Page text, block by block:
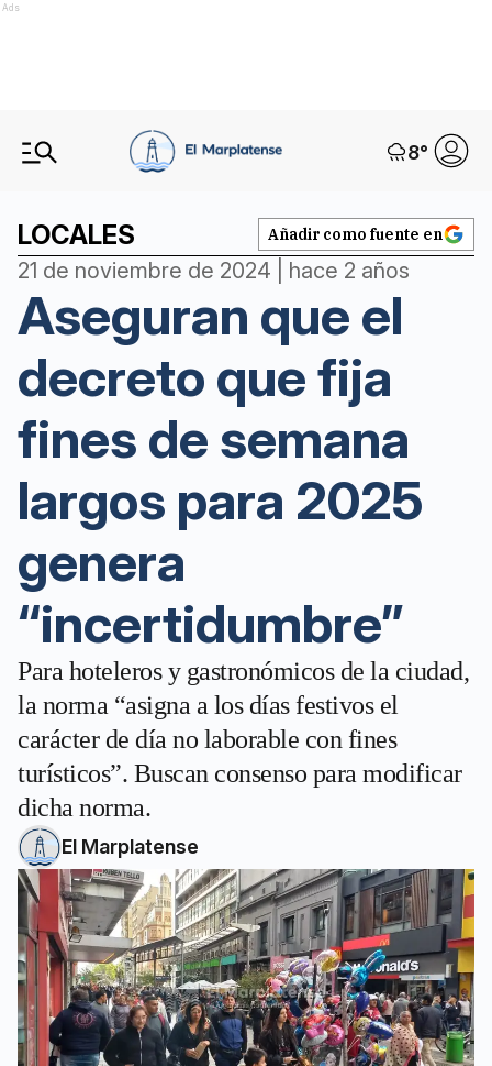
Ads
8°
LOCALES Añadir como fuente en
21 de noviembre de 2024 | hace 2 años
Aseguran que el
decreto que fija
fines de semana
largos para 2025
genera
“incertidumbre”
Para hoteleros y gastronómicos de la ciudad,
la norma “asigna a los días festivos el
carácter de día no laborable con fines
turísticos”. Buscan consenso para modificar
dicha norma.
El Marplatense